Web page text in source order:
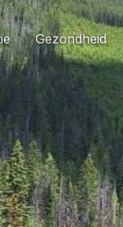
Gezondheid